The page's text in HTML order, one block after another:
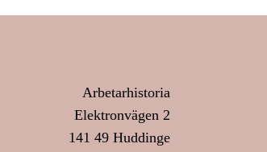
Arbetarhistoria
Elektronvägen 2
141 49 Huddinge